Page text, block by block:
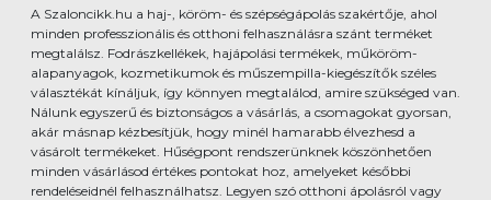
A Szaloncikk.hu a haj-, köröm- és szépségápolás szakértője, ahol
minden professzionális és otthoni felhasználásra szánt terméket
megtalálsz. Fodrászkellékek, hajápolási termékek, műköröm-
alapanyagok, kozmetikumok és műszempilla-kiegészítők széles
választékát kínáljuk, így könnyen megtalálod, amire szükséged van.
Nálunk egyszerű és biztonságos a vásárlás, a csomagokat gyorsan,
akár másnap kézbesítjük, hogy minél hamarabb élvezhesd a
vásárolt termékeket. Hűségpont rendszerünknek köszönhetően
minden vásárlásod értékes pontokat hoz, amelyeket későbbi
rendeléseidnél felhasználhatsz. Legyen szó otthoni ápolásról vagy